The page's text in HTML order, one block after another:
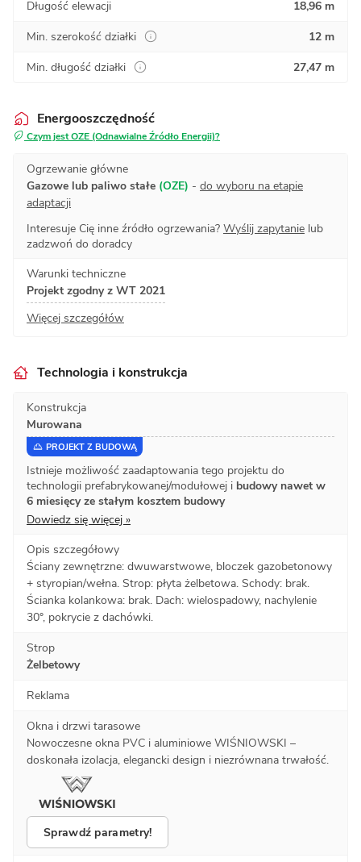
Długość elewacji
18,96 m
Min. szerokość działki
12 m
Min. długość działki
27,47 m
Energooszczędność
Czym jest OZE (Odnawialne Źródło Energii)?
Ogrzewanie główne
Gazowe lub paliwo stałe (OZE) - do wyboru na etapie
adaptacji
Interesuje Cię inne źródło ogrzewania? Wyślij zapytanie lub
zadzwoń do doradcy
Warunki techniczne
Projekt zgodny z WT 2021
Więcej szczegółów
Technologia i konstrukcja
Konstrukcja
Murowana
PROJEKT Z BUDOWĄ
Istnieje możliwość zaadaptowania tego projektu do
technologii prefabrykowanej/modułowej i budowy nawet w
6 miesięcy ze stałym kosztem budowy
Dowiedz się więcej »
Opis szczegółowy
Ściany zewnętrzne: dwuwarstwowe, bloczek gazobetonowy
+ styropian/wełna. Strop: płyta żelbetowa. Schody: brak.
Ścianka kolankowa: brak. Dach: wielospadowy, nachylenie
30°, pokrycie z dachówki.
Strop
Żelbetowy
Reklama
Okna i drzwi tarasowe
Nowoczesne okna PVC i aluminiowe WIŚNIOWSKI –
doskonała izolacja, elegancki design i niezrównana trwałość.
Sprawdź parametry!